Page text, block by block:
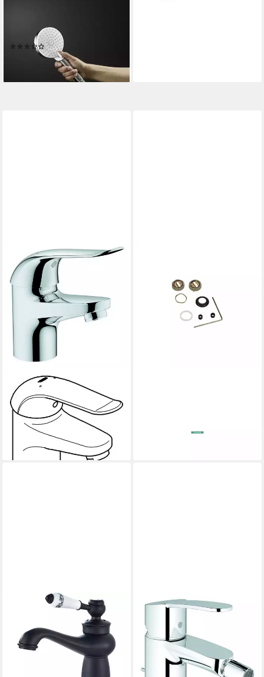
2 Strahlarten Crometta Vario
(3)
lieferbar - in 3-4 Werktagen bei dir
GROHE
Waschtischarmatur
Eurosmart Care Einhand-
Waschtischbatterie Ausladung
121,05 €
lieferbar - in 3-4 Werktagen bei dir